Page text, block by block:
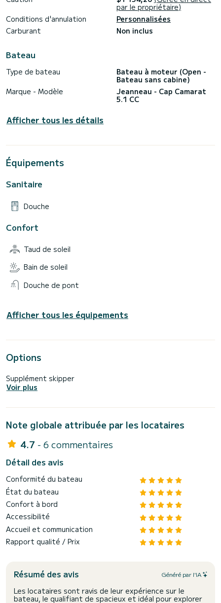
La caution sera restituée une fois l'état complet du navire
EMBARQUEMENT ET DÉBARQUEMENT
L'expédition s'effectue à partir de 10h00 et débarquement
par le propriétaire)
Conditions d'annulation
Personnalisées
Carburant
Non inclus
Bateau
Type de bateau
Bateau à moteur (Open -
Bateau sans cabine)
Marque - Modèle
Jeanneau - Cap Camarat
5.1 CC
Afficher tous les détails
Équipements
Sanitaire
Douche
Confort
Taud de soleil
Bain de soleil
Douche de pont
Afficher tous les équipements
Options
Supplément skipper
Voir plus
Note globale attribuée par les locataires
4.7 - 6 commentaires
Détail des avis
Conformité du bateau
État du bateau
Confort à bord
Accessibilité
Accueil et communication
Rapport qualité / Prix
Résumé des avis Généré par l'IA
Les locataires sont ravis de leur expérience sur le
bateau, le qualifiant de spacieux et idéal pour explorer